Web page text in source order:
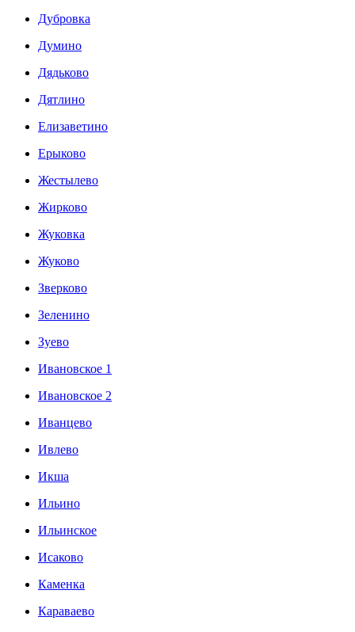
Дубровка
Думино
Дядьково
Дятлино
Елизаветино
Ерыково
Жестылево
Жирково
Жуковка
Жуково
Зверково
Зеленино
Зуево
Ивановское 1
Ивановское 2
Иванцево
Ивлево
Икша
Ильино
Ильинское
Исаково
Каменка
Караваево